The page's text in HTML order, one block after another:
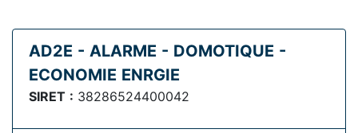
AD2E - ALARME - DOMOTIQUE -
ECONOMIE ENRGIE
SIRET : 38286524400042